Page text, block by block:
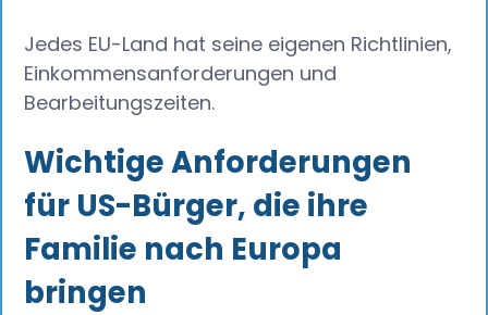
Jedes EU-Land hat seine eigenen Richtlinien,
Einkommensanforderungen und
Bearbeitungszeiten.
Wichtige Anforderungen
für US-Bürger, die ihre
Familie nach Europa
bringen